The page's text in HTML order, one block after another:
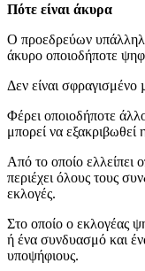
Πότε είναι άκυρα
Ο προεδρεύων
άκυρο οποιοδήποτε
Δεν είναι σφραγισμένο
Φέρει οποιοδήποτε
μπορεί να εξακριβωθεί
Από το οποίο ελλείπει
περιέχει όλους τους
εκλογές.
Στο οποίο ο εκλογέας
ή ένα συνδυασμό και
υποψήφιους.